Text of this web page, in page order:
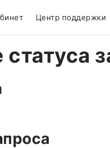
Центр поддержки